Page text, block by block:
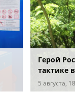
Герой
тактике
5 августа,